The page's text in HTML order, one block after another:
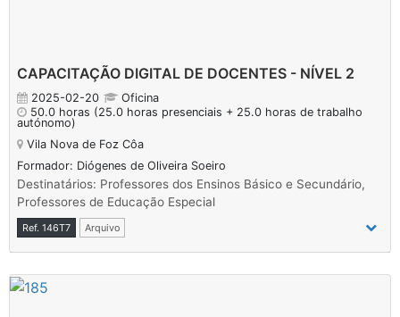
CAPACITAÇÃO DIGITAL DE DOCENTES - NÍVEL 2
2025-02-20
Oficina
50.0 horas (25.0 horas presenciais + 25.0 horas de trabalho
autónomo)
Vila Nova de Foz Côa
Formador: Diógenes de Oliveira Soeiro
Destinatários: Professores dos Ensinos Básico e Secundário,
Professores de Educação Especial
Ref. 146T7 Arquivo